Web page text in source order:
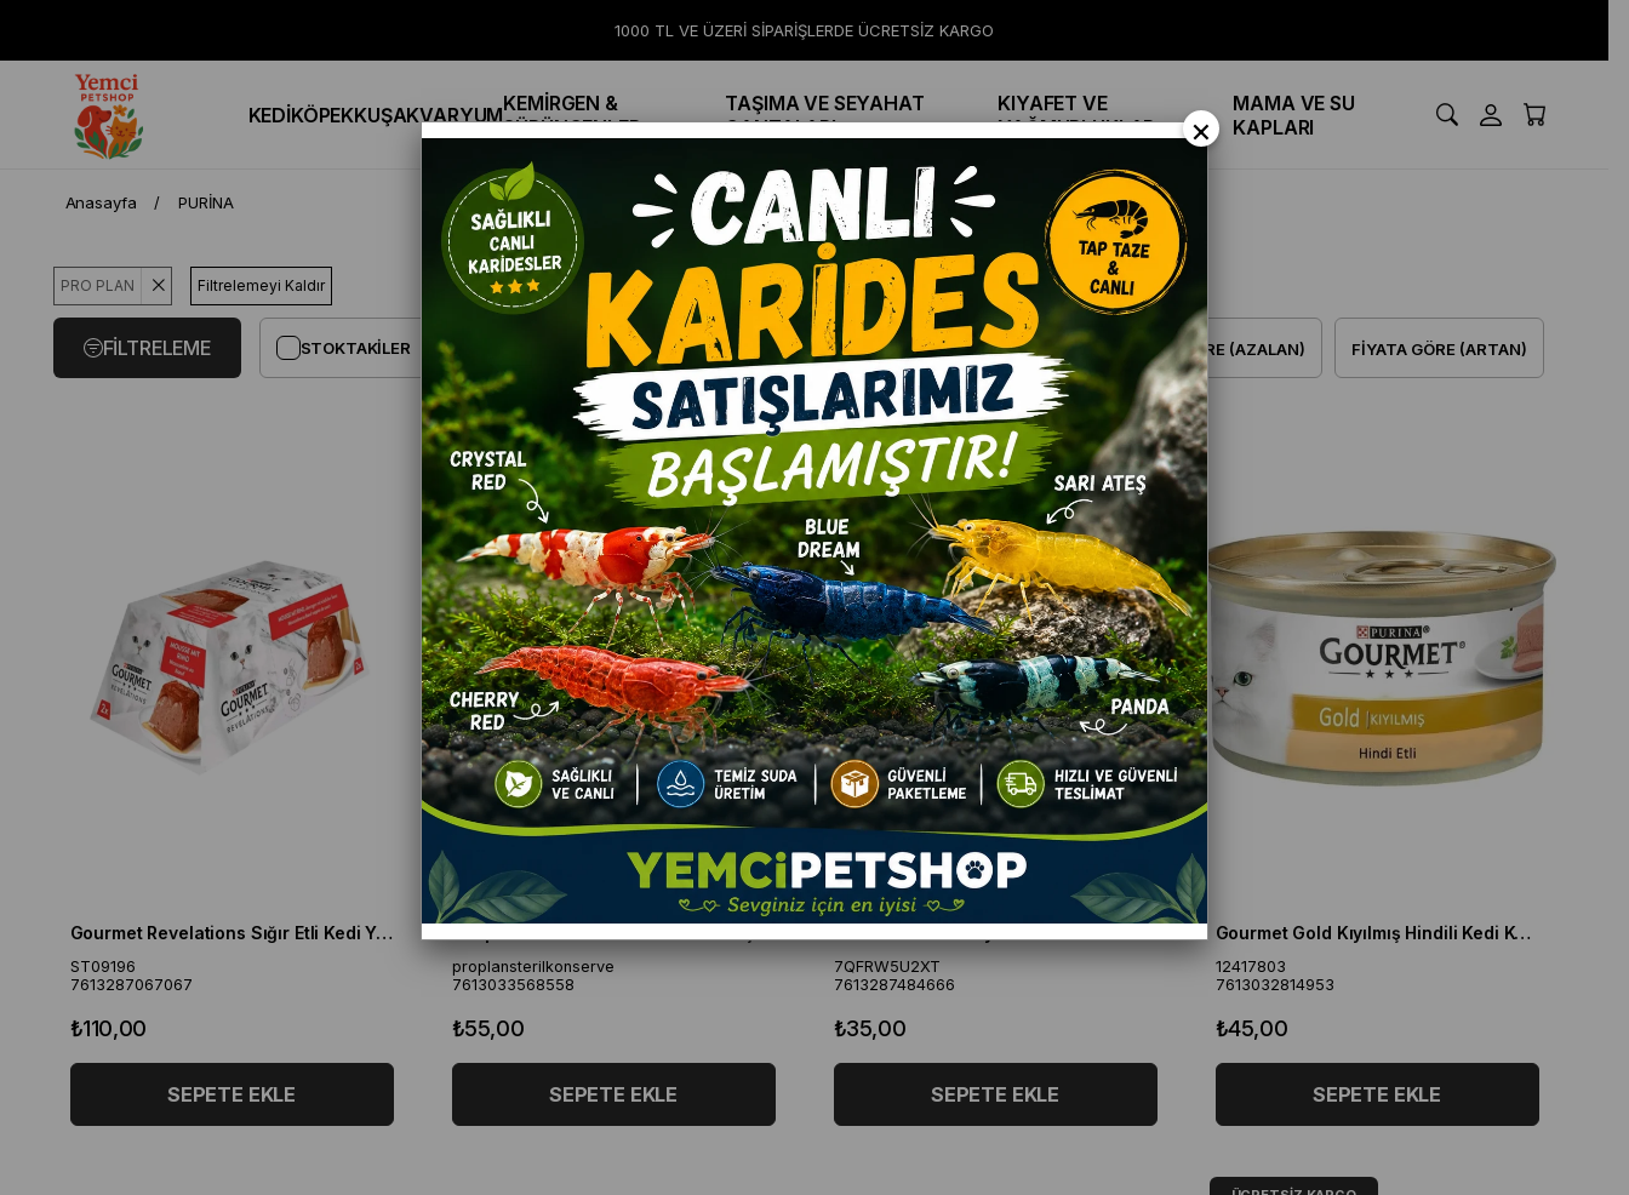
1000 TL VE ÜZERİ SİPARİŞLERDE ÜCRETSİZ KARGO
KEDİKÖPEKKUŞAKVARYUMKEMİRGEN &
SÜRÜNGENLER
TAŞIMA VE SEYAHAT
ÇANTALARI
KIYAFET VE
YAĞMURLUKLAR
MAMA VE SU
KAPLARI
Anasayfa PURİNA
PRO PLAN Filtrelemeyi Kaldır
FIYATA GÖRE (ARTAN)
FIYATA GÖRE (AZALAN)
ÜRÜN ADINA GÖRE (A>Z)
ÜRÜN ADINA GÖRE (Z<A)
STOKTAKILER
FILTRELEME
Gourmet Revelations Sığır Etli Kedi Yaş Maması 2 x 57 Gr - 114 Gr
ST09196
7613287067067
₺110,00
SEPETE EKLE
proplansterilkonserve
7613033568558
₺55,00
SEPETE EKLE
7QFRW5U2XT
7613287484666
₺35,00
SEPETE EKLE
Gourmet Gold Kıyılmış Hindili Kedi Konservesi 85gr
12417803
7613032814953
₺45,00
SEPETE EKLE
×